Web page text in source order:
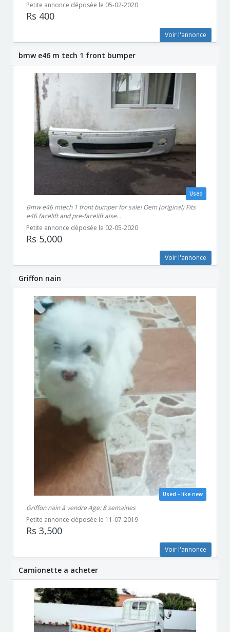
Petite annonce déposée le 05-02-2020
Rs 400
Voir l'annonce
bmw e46 m tech 1 front bumper
Used
Bmw e46 mtech 1 front bumper for sale! Oem (original) Fits
e46 facelift and pre-facelift alse...
Petite annonce déposée le 02-05-2020
Rs 5,000
Voir l'annonce
Griffon nain
Used - like new
Griffon nain à vendre Age: 8 semaines
Petite annonce déposée le 11-07-2019
Rs 3,500
Voir l'annonce
Camionette a acheter